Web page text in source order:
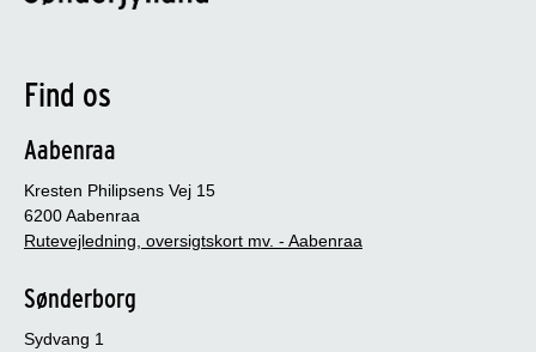
Find os
Aabenraa
Kresten Philipsens Vej 15
6200 Aabenraa
Rutevejledning, oversigtskort mv. - Aabenraa
Sønderborg
Sydvang 1